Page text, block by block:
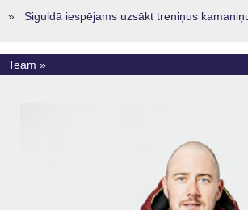
» Siguldā iespējams uzsākt treniņus kamaniņu sportā – vide, kur veidojas
Team »